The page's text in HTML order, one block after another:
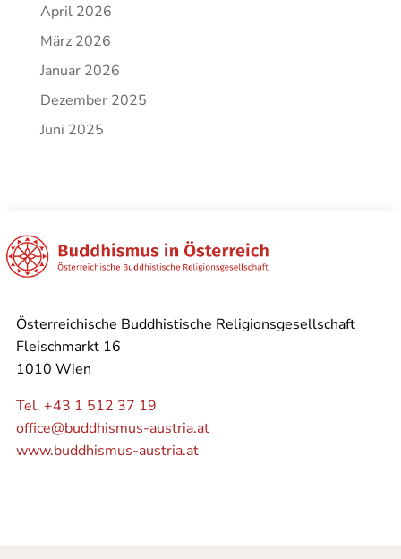
April 2026
März 2026
Januar 2026
Dezember 2025
Juni 2025
Österreichische Buddhistische Religionsgesellschaft
Fleischmarkt 16
1010 Wien
Tel. +43 1 512 37 19
office@buddhismus-austria.at
www.buddhismus-austria.at